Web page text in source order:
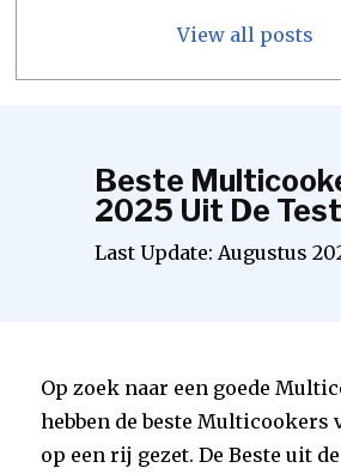
View all posts
Beste
2025 Uit De Test
Last Update: Augustus
Op zoek naar een goede
hebben de beste Multicookers
op een rij gezet. De Beste uit